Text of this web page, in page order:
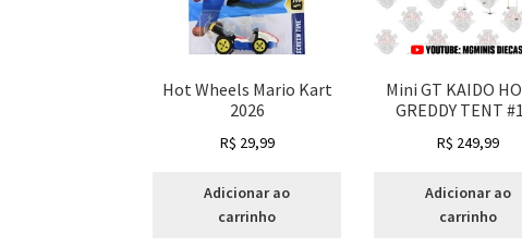
Hot Wheels Mario Kart
2026
R$ 29,99
Adicionar ao
carrinho
Mini GT KAIDO
GREDDY TENT
R$ 249,99
Adicionar ao
carrinho